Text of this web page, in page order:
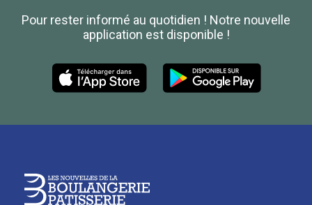
Pour rester informé au quotidien ! Notre nouvelle
application est disponible !
Boulanger de France
Les Nouvelles de la Boulangerie-Pâtisserie Française
27, av d’Eylau - 75782 Paris Cédex 16
01 53 70 16 25